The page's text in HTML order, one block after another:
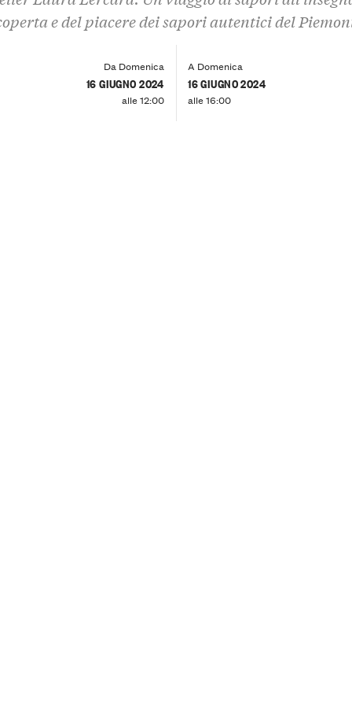
e del piacere dei sapori autentici del
Da Domenica
16 GIUGNO 2024
alle 12:00
A Domenica
16 GIUGNO 2024
alle 16:00